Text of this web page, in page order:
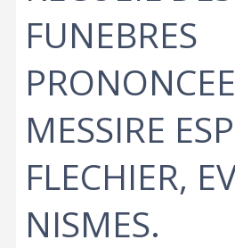
FUNEBRES
MESSIRE
FLECHIER,
NISMES. ‎